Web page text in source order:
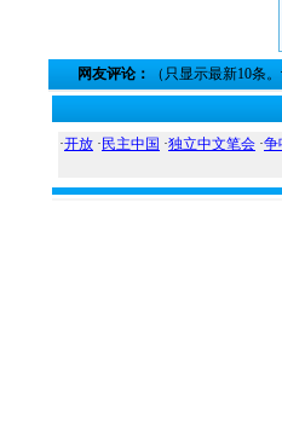
网友评论： （只显示最新10条
·开放 · 民主中国 ·独立中文笔会 ·争